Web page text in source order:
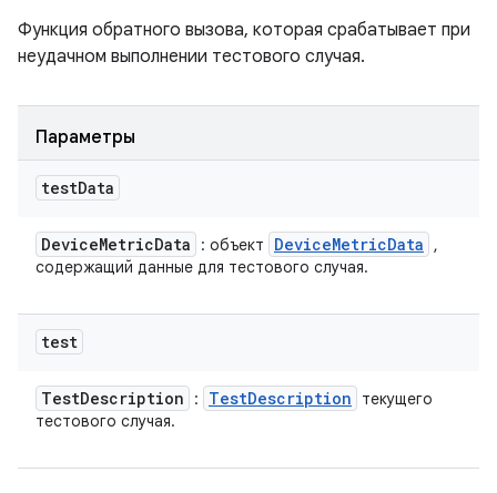
Функция обратного вызова, которая срабатывает при
неудачном выполнении тестового случая.
Параметры
testData
DeviceMetricData : объект DeviceMetricData
,
содержащий данные для тестового случая.
test
TestDescription : TestDescription
текущего
тестового случая.